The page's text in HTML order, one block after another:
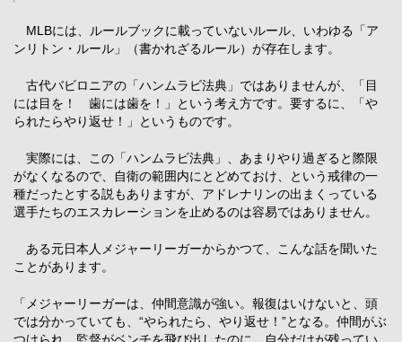
MLBには、ルールブックに載っていないルール、いわゆる「ア
ンリトン・ルール」（書かれざるルール）が存在します。
古代バビロニアの「ハンムラビ法典」ではありませんが、「目
には目を！ 歯には歯を！」という考え方です。要するに、「や
られたらやり返せ！」というものです。
実際には、この「ハンムラビ法典」、あまりやり過ぎると際限
がなくなるので、自衛の範囲内にとどめておけ、という戒律の一
種だったとする説もありますが、アドレナリンの出まくっている
選手たちのエスカレーションを止めるのは容易ではありません。
ある元日本人メジャーリーガーからかつて、こんな話を聞いた
ことがあります。
「メジャーリーガーは、仲間意識が強い。報復はいけないと、頭
では分かっていても、“やられたら、やり返せ！”となる。仲間がぶ